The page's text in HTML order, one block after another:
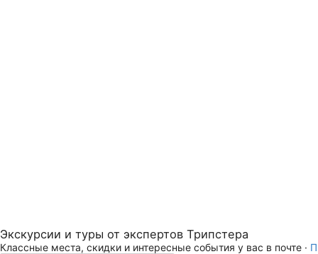
Экскурсии и туры от экспертов Трипстера
Классные места, скидки и интересные события у вас в почте ·